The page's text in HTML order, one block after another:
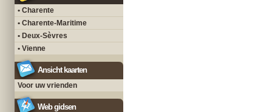
• Charente
• Charente-Maritime
• Deux-Sèvres
• Vienne
Ansicht kaarten
Voor uw vrienden
Web gidsen